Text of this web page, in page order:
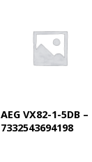
AEG VX82-1-5DB –
7332543694198